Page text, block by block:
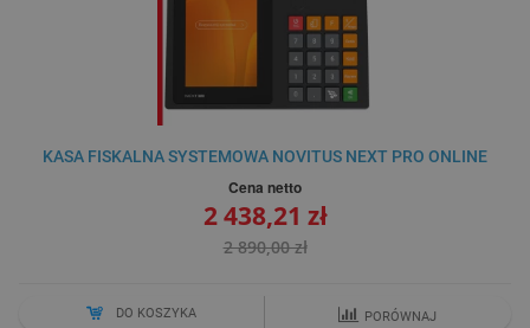
KASA FISKALNA SYSTEMOWA NOVITUS NEXT PRO ONLINE
Cena netto
2 438,21 zł
2 890,00 zł
DO KOSZYKA PORÓWNAJ